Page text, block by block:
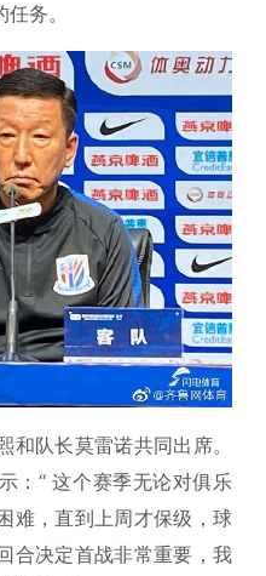
务。
队长莫雷诺共同出席。
：“ 这个赛季无论对俱乐
难，直到上周才保级，球
合决定首战非常重要，我